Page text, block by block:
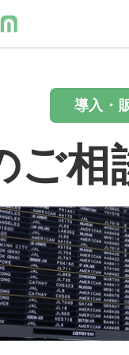
導入・
ご相